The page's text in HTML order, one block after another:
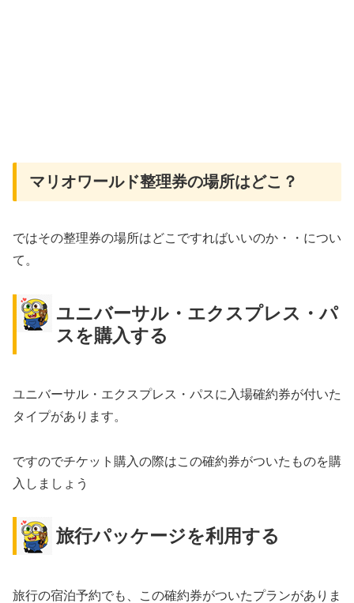
マリオワールド整理券の場所はどこ？
ではその整理券の場所はどこですればいいのか・・につい
て。
ユニバーサル・エクスプレス・パ
スを購入する
ユニバーサル・エクスプレス・パスに入場確約券が付いた
タイプがあります。
ですのでチケット購入の際はこの確約券がついたものを購
入しましょう
旅行パッケージを利用する
旅行の宿泊予約でも、この確約券がついたプランがありま